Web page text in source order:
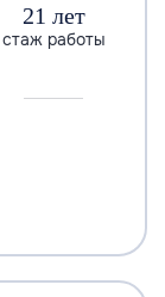
21 лет
стаж работы